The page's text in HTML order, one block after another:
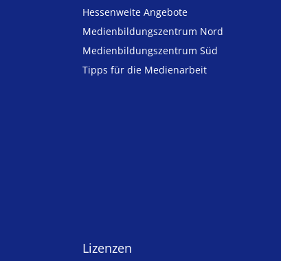
Hessenweite Angebote
Medienbildungszentrum Nord
Medienbildungszentrum Süd
Tipps für die Medienarbeit
Lizenzen